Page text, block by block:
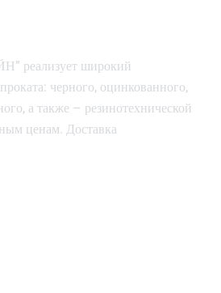
реализует широкий
черного, оцинкованного,
а также – резинотехнической
ценам. Доставка